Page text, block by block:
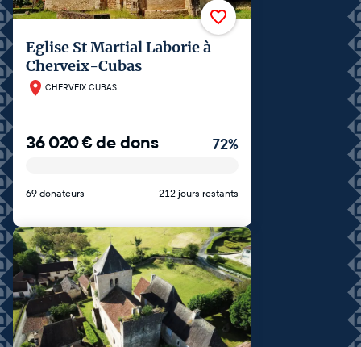
Eglise St Martial Laborie à
Cherveix-Cubas
CHERVEIX CUBAS
36 020€de dons 72%
69 donateurs 212 jours restants